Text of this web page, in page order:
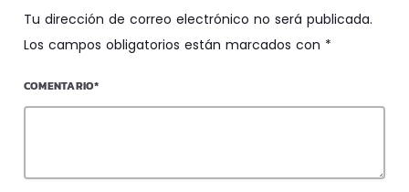
Tu dirección de correo electrónico no será publicada.
Los campos obligatorios están marcados con *
COMENTARIO*